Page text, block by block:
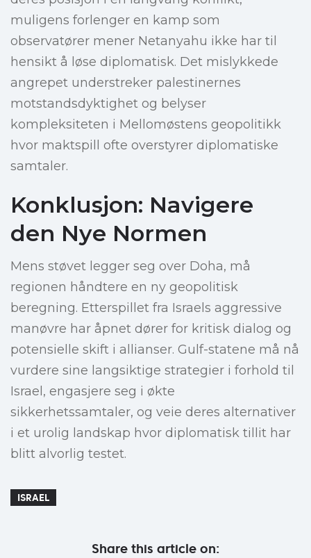
muligens forlenger en kamp som
observatører mener Netanyahu ikke har til
hensikt å løse diplomatisk. Det mislykkede
angrepet understreker palestinernes
motstandsdyktighet og belyser
kompleksiteten i Mellomøstens geopolitikk
hvor maktspill ofte overstyrer diplomatiske
samtaler.
Konklusjon: Navigere
den Nye Normen
Mens støvet legger seg over Doha, må
regionen håndtere en ny geopolitisk
beregning. Etterspillet fra Israels aggressive
manøvre har åpnet dører for kritisk dialog og
potensielle skift i allianser. Gulf-statene må nå
vurdere sine langsiktige strategier i forhold til
Israel, engasjere seg i økte
sikkerhetssamtaler, og veie deres alternativer
i et urolig landskap hvor diplomatisk tillit har
blitt alvorlig testet.
ISRAEL
Share this article on: